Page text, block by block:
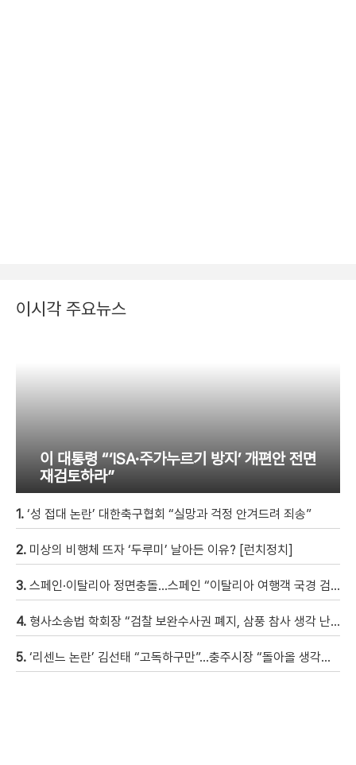
이시각 주요뉴스
이 대통령 “‘ISA·주가누르기 방지’ 개편안 전면
재검토하라”
1. ‘성 접대 논란’ 대한축구협회 “실망과 걱정 안겨드려 죄송”
2. 미상의 비행체 뜨자 ‘두루미’ 날아든 이유? [런치정치]
3. 스페인·이탈리아 정면충돌…스페인 “이탈리아 여행객 국경 검문할 것”
4. 형사소송법 학회장 “검찰 보완수사권 폐지, 삼풍 참사 생각 난다” [현장영상]
5. ‘리센느 논란’ 김선태 “고독하구만”…충주시장 “돌아올 생각은?”